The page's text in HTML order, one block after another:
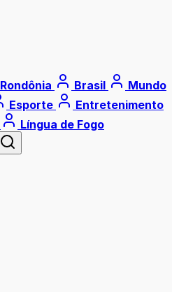
Rondônia Brasil
Mundo
Esporte
Entretenimento
Língua de Fogo